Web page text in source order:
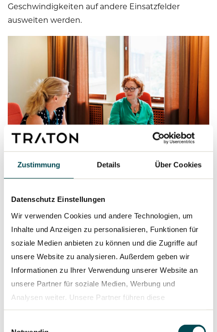
Zustimmung Details Über Cookies
Datenschutz Einstellungen
Wir verwenden Cookies und andere Technologien, um
Inhalte und Anzeigen zu personalisieren, Funktionen für
soziale Medien anbieten zu können und die Zugriffe auf
unsere Website zu analysieren. Außerdem geben wir
Informationen zu Ihrer Verwendung unserer Website an
unsere Partner für soziale Medien, Werbung und
Analysen weiter. Unsere Partner führen diese
Informationen möglicherweise mit weiteren Daten
zusammen, die Sie ihnen bereitgestellt haben oder die
Geschwindigkeiten auf andere Einsatzfelder
ausweiten werden.
Ödgärd Andersson wurde im April 2023 als Vertreterin der
berufen.
Im Rahmen des Joint Ventures Milence arbeitet
TRATON mit der Volvo Group und Daimler Truck
zusammen, um eine Ladeinfrastruktur für
batterieelektrische Nutzfahrzeuge in ganz
Europa aufzubauen. Welche Bedeutung haben
solche strategischen Partnerschaften für Sie im
Nutzfahrzeugsektor?
Wenn wir die Lage aus der Gesamtperspektive